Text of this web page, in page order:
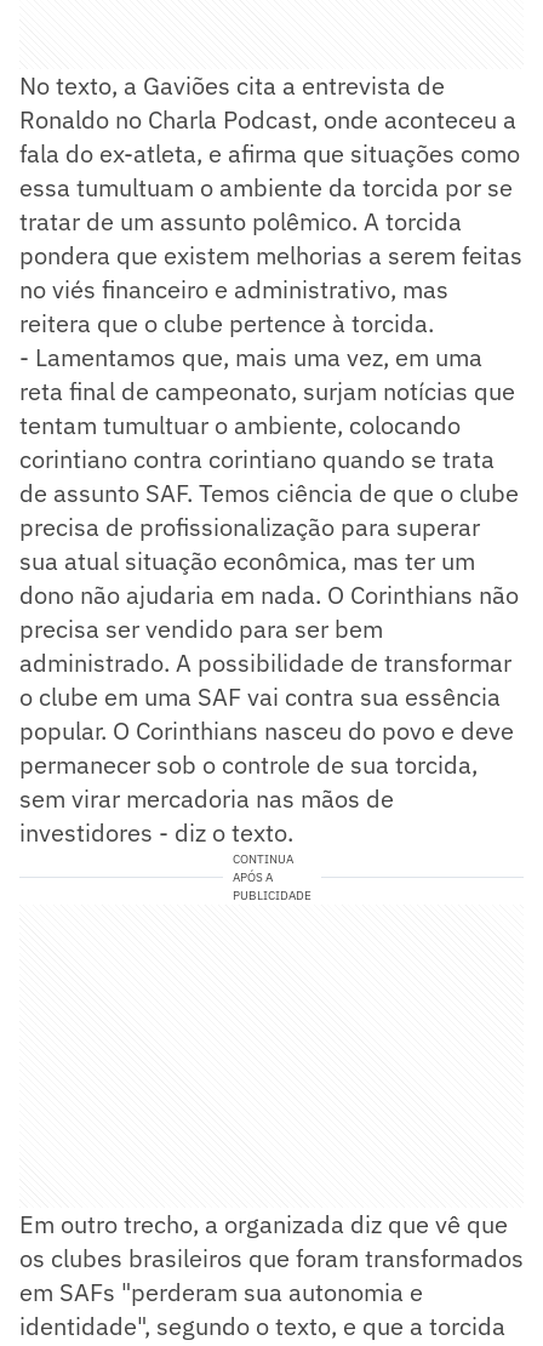
No texto, a Gaviões cita a entrevista de
Ronaldo no Charla Podcast, onde aconteceu a
fala do ex-atleta, e afirma que situações como
essa tumultuam o ambiente da torcida por se
tratar de um assunto polêmico. A torcida
pondera que existem melhorias a serem feitas
no viés financeiro e administrativo, mas
reitera que o clube pertence à torcida.
- Lamentamos que, mais uma vez, em uma
reta final de campeonato, surjam notícias que
tentam tumultuar o ambiente, colocando
corintiano contra corintiano quando se trata
de assunto SAF. Temos ciência de que o clube
precisa de profissionalização para superar
sua atual situação econômica, mas ter um
dono não ajudaria em nada. O Corinthians não
precisa ser vendido para ser bem
administrado. A possibilidade de transformar
o clube em uma SAF vai contra sua essência
popular. O Corinthians nasceu do povo e deve
permanecer sob o controle de sua torcida,
sem virar mercadoria nas mãos de
investidores - diz o texto.
CONTINUA
APÓS A
PUBLICIDADE
Em outro trecho, a organizada diz que vê que
os clubes brasileiros que foram transformados
em SAFs "perderam sua autonomia e
identidade", segundo o texto, e que a torcida